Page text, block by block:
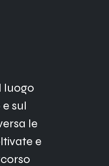
luogo
sul
le
e